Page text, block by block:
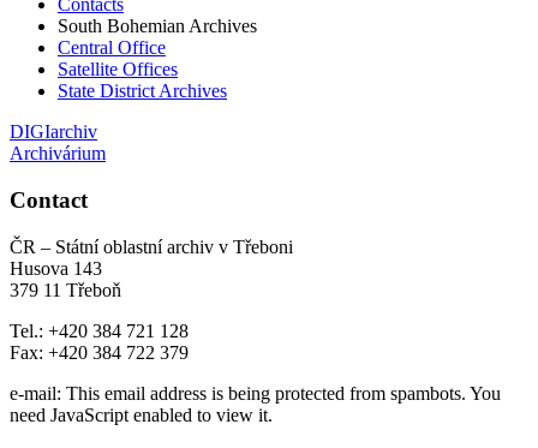
Contacts
South Bohemian Archives
Central Office
Satellite Offices
State District Archives
DIGIarchiv
Archivárium
Contact
ČR – Státní oblastní archiv v Třeboni
Husova 143
379 11 Třeboň
Tel.: +420 384 721 128
Fax: +420 384 722 379
e-mail: This email address is being protected from spambots. You
need JavaScript enabled to view it.